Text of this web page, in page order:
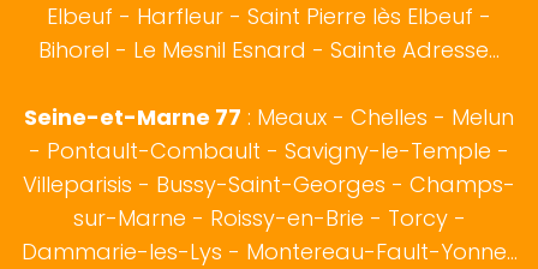
Elbeuf - Harfleur - Saint Pierre lès Elbeuf -
Bihorel - Le Mesnil Esnard - Sainte Adresse...
Seine-et-Marne 77 : Meaux - Chelles - Melun
- Pontault-Combault - Savigny-le-Temple -
Villeparisis - Bussy-Saint-Georges - Champs-
sur-Marne - Roissy-en-Brie - Torcy -
Dammarie-les-Lys - Montereau-Fault-Yonne...